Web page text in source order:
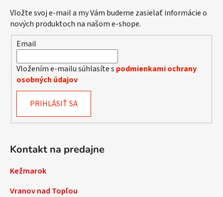
Vložte svoj e-mail a my Vám budeme zasielať informácie o
nových produktoch na našom e-shope.
Email
Vložením e-mailu súhlasíte s podmienkami ochrany
osobných údajov
PRIHLÁSIŤ SA
Kontakt na predajne
Kežmarok
Vranov nad Topľou